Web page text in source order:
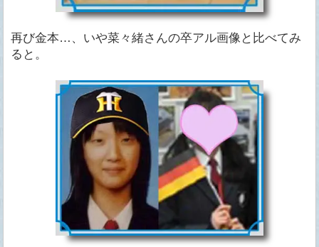
再び金本…、いや菜々緒さんの卒アル画像と比べてみ
ると。